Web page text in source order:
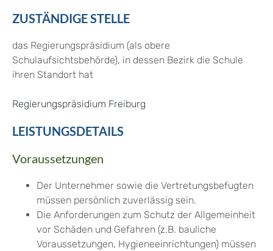
ZUSTÄNDIGE STELLE
das Regierungspräsidium (als obere
Schulaufsichtsbehörde), in dessen Bezirk die Schule
ihren Standort hat
Regierungspräsidium Freiburg
LEISTUNGSDETAILS
Voraussetzungen
Der Unternehmer sowie die Vertretungsbefugten
müssen persönlich zuverlässig sein.
Die Anforderungen zum Schutz der Allgemeinheit
vor Schäden und Gefahren (z.B. bauliche
Voraussetzungen, Hygieneeinrichtungen) müssen